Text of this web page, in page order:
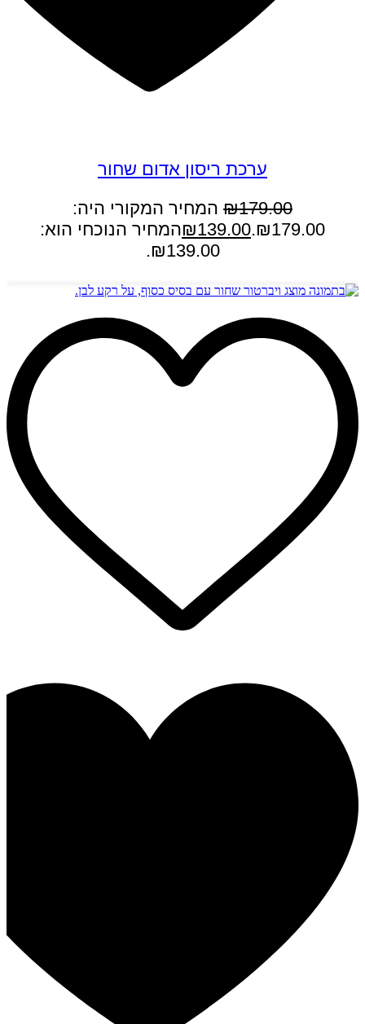
ערכת ריסון אדום שחור
₪179.00
המחיר המקורי היה:
₪179.00.
₪139.00
המחיר הנוכחי הוא:
₪139.00.